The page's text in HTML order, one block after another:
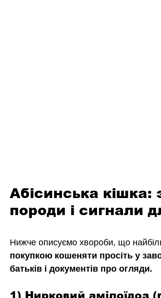
Абісинська кішка:
породи і сигнали
Нижче описуємо хвороби, що
покупкою кошеняти просіть у
батьків і документів про огляди.
1) Нирковий амілоїдоз